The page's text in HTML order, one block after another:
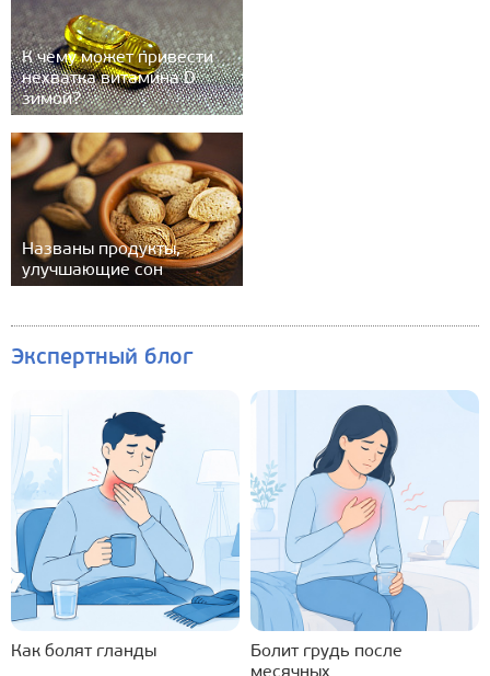
К чему может привести
нехватка витамина D
зимой?
Названы продукты,
улучшающие сон
Экспертный блог
Как болят гланды
Болит грудь после
месячных